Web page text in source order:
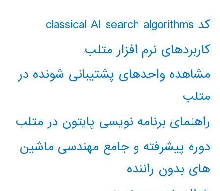
کد classical AI search algorithms
کاربردهای نرم افزار متلب
مشاهده واحدهای پشتیبانی شونده در
متلب
راهنمای برنامه نویسی پایتون در متلب
دوره پیشرفته و جامع مهندسی ماشین
های بدون راننده